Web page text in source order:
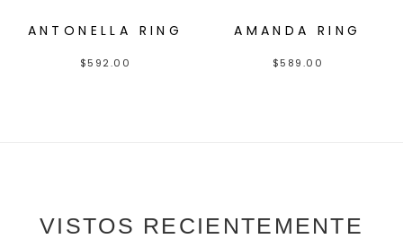
ANTONELLA RING
$592.00
AMANDA RING
$589.00
VISTOS RECIENTEMENTE